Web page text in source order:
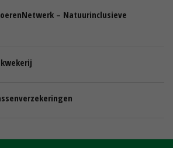
– Natuurinclusieve